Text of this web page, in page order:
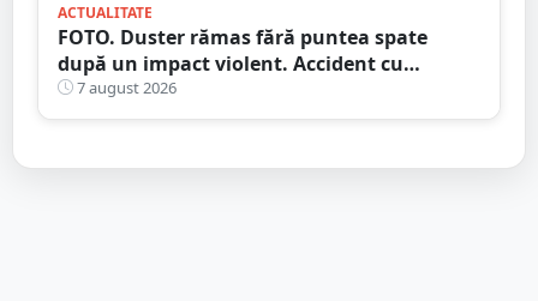
ACTUALITATE
FOTO. Duster rămas fără puntea spate
după un impact violent. Accident cu
implicarea unei mașini din Satu Mare
7 august 2026